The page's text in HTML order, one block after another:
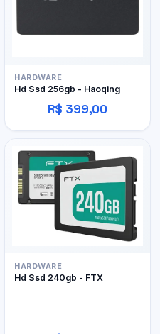
HARDWARE
Hd Ssd 256gb - Haoqing
R$ 399,00
HARDWARE
Hd Ssd 240gb - FTX